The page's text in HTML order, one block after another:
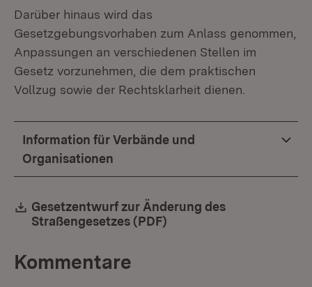
Darüber hinaus wird das
Gesetzgebungsvorhaben zum Anlass genommen,
Anpassungen an verschiedenen Stellen im
Gesetz vorzunehmen, die dem praktischen
Vollzug sowie der Rechtsklarheit dienen.
Information für Verbände und
Organisationen
Download:
Gesetzentwurf zur Änderung des
Straßengesetzes (PDF)
Kommentare